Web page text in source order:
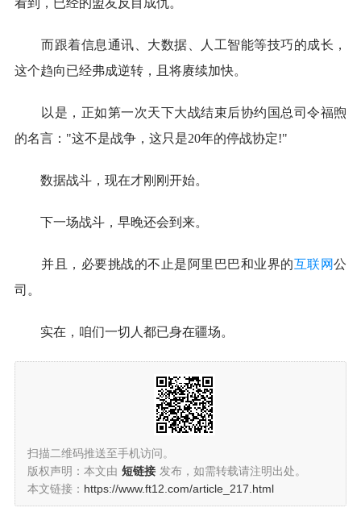
看到，已经的盟友反目成仇。
而跟着信息通讯、大数据、人工智能等技巧的成长，
这个趋向已经弗成逆转，且将赓续加快。
以是，正如第一次天下大战结束后协约国总司令福煦
的名言："这不是战争，这只是20年的停战协定!"
数据战斗，现在才刚刚开始。
下一场战斗，早晚还会到来。
并且，必要挑战的不止是阿里巴巴和业界的互联网公
司。
实在，咱们一切人都已身在疆场。
扫描二维码推送至手机访问。
版权声明：本文由 短链接 发布，如需转载请注明出处。
本文链接： https://www.ft12.com/article_217.html